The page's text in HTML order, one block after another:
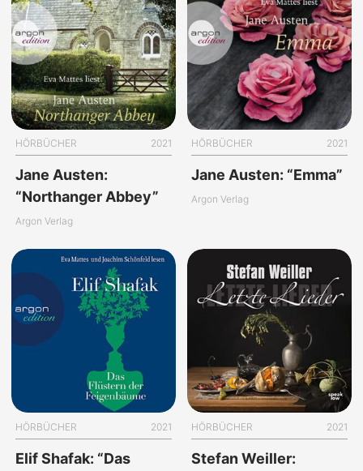
HÖRBÜCHER 2021
Jane Austen:
“Northanger Abbey”
Argon Verlag
HÖRBÜCHER 2021
Jane Austen: “Emma”
Argon Verlag
HÖRBÜCHER 2021
Elif Shafak: “Das
HÖRBÜCHER 2021
Stefan Weiller: